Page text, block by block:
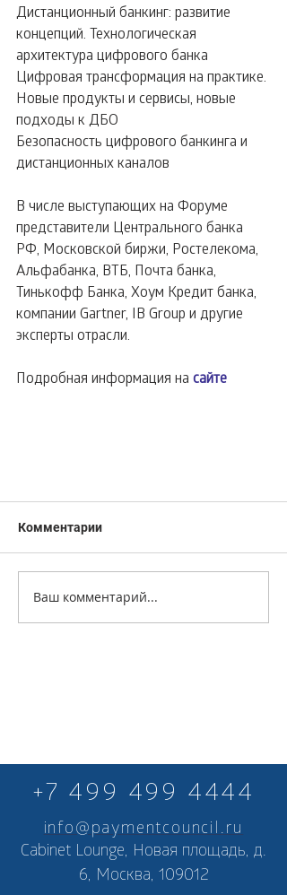
Дистанционный банкинг: развитие
концепций. Технологическая
архитектура цифрового банка
Цифровая трансформация на практике.
Новые продукты и сервисы, новые
подходы к ДБО
Безопасность цифрового банкинга и
дистанционных каналов
В числе выступающих на Форуме
представители Центрального банка
РФ, Московской биржи, Ростелекома,
Альфабанка, ВТБ, Почта банка,
Тинькофф Банка, Хоум Кредит банка,
компании Gartner, IB Group и другие
эксперты отрасли.
Подробная информация на сайте
Комментарии
Ваш комментарий...
+7 499 499 4444
info@paymentcouncil.ru
Cabinet Lounge, Новая площадь, д.
6, Москва, 109012